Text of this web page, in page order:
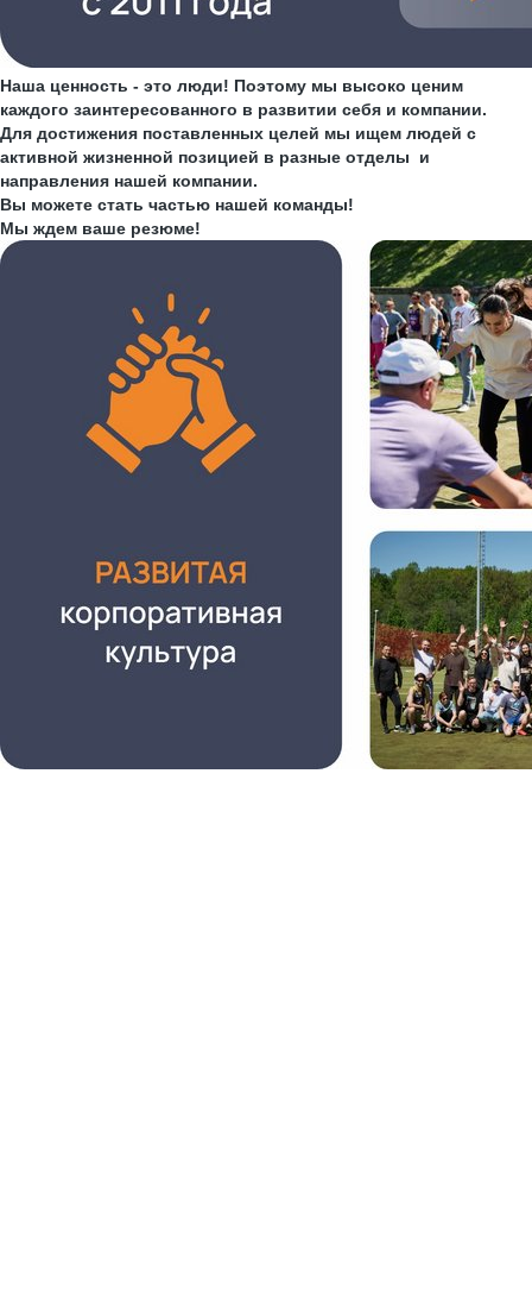
Наша ценность - это люди! Поэтому мы высоко ценим
каждого заинтересованного в развитии себя и компании.
Для достижения поставленных целей мы ищем людей с
активной жизненной позицией в разные отделы и
направления нашей компании.
Вы можете стать частью нашей команды!
Мы ждем ваше резюме!